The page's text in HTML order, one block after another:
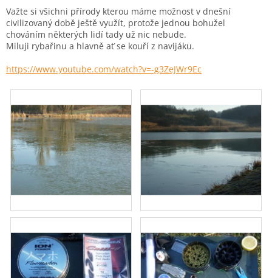
Važte si všichni přírody kterou máme možnost v dnešní
civilizovaný době ještě využít, protože jednou bohužel
chováním některých lidí tady už nic nebude.
Miluji rybařinu a hlavně ať se kouří z navijáku.
https://www.youtube.com/watch?v=-g3ZeJWr9Ec